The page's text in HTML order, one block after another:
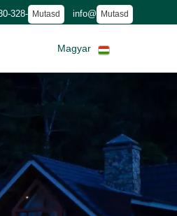
328- Mutasd info@ Mutasd
Magyar